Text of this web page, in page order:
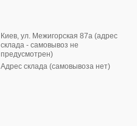
Киев, ул. Межигорская 87а (адрес
склада - самовывоз не
предусмотрен)
Адрес склада (самовывоза нет)